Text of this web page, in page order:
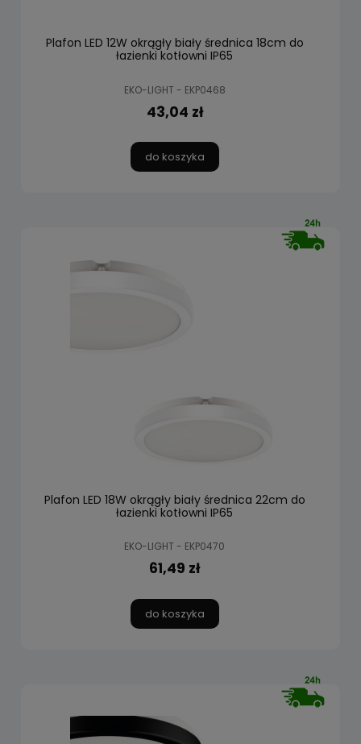
Plafon LED 12W okrągły biały średnica 18cm do
łazienki kotłowni IP65
EKO-LIGHT - EKP0468
43,04 zł
do koszyka
Plafon LED 18W okrągły biały średnica 22cm do
łazienki kotłowni IP65
EKO-LIGHT - EKP0470
61,49 zł
do koszyka